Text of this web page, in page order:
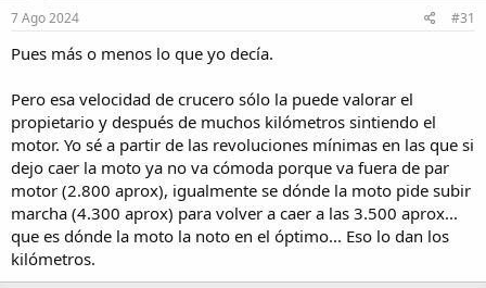
suficiente margen de maniobra para evitar obstáculos y reaccionar a
situaciones imprevistas.
4. Desgaste Reducido: Minimiza el desgaste de los componentes
mecánicos del vehículo, prolongando su vida útil.
En aviones, la velocidad de crucero se calcula para equilibrar el
consumo de combustible y el tiempo de viaje, y suele ser determinada
por el fabricante en función de la altitud y las condiciones atmosféricas.
En automóviles, suele referirse a una velocidad establecida por el
conductor o control de crucero para mantener una marcha cómoda y
eficiente en carreteras o autopistas.
Pues lo mismo pero en moto.
s
7 Ago 2024 #31
Pues más o menos lo que yo decía.
Pero esa velocidad de crucero sólo la puede valorar el
propietario y después de muchos kilómetros sintiendo el
motor. Yo sé a partir de las revoluciones mínimas en las que si
dejo caer la moto ya no va cómoda porque va fuera de par
motor (2.800 aprox), igualmente se dónde la moto pide subir
marcha (4.300 aprox) para volver a caer a las 3.500 aprox...
que es dónde la moto la noto en el óptimo... Eso lo dan los
kilómetros.